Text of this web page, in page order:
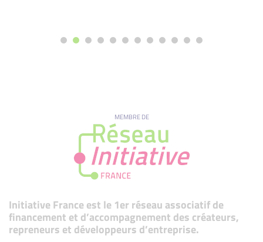
MEMBRE DE
Initiative France est le 1er réseau associatif de
financement et d’accompagnement des créateurs,
repreneurs et développeurs d’entreprise.